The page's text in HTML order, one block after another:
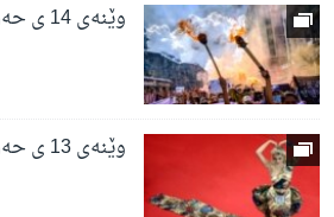
وێنەی 14 ی حەوتی 2021
وێنەی 13 ی حەوتی 2021